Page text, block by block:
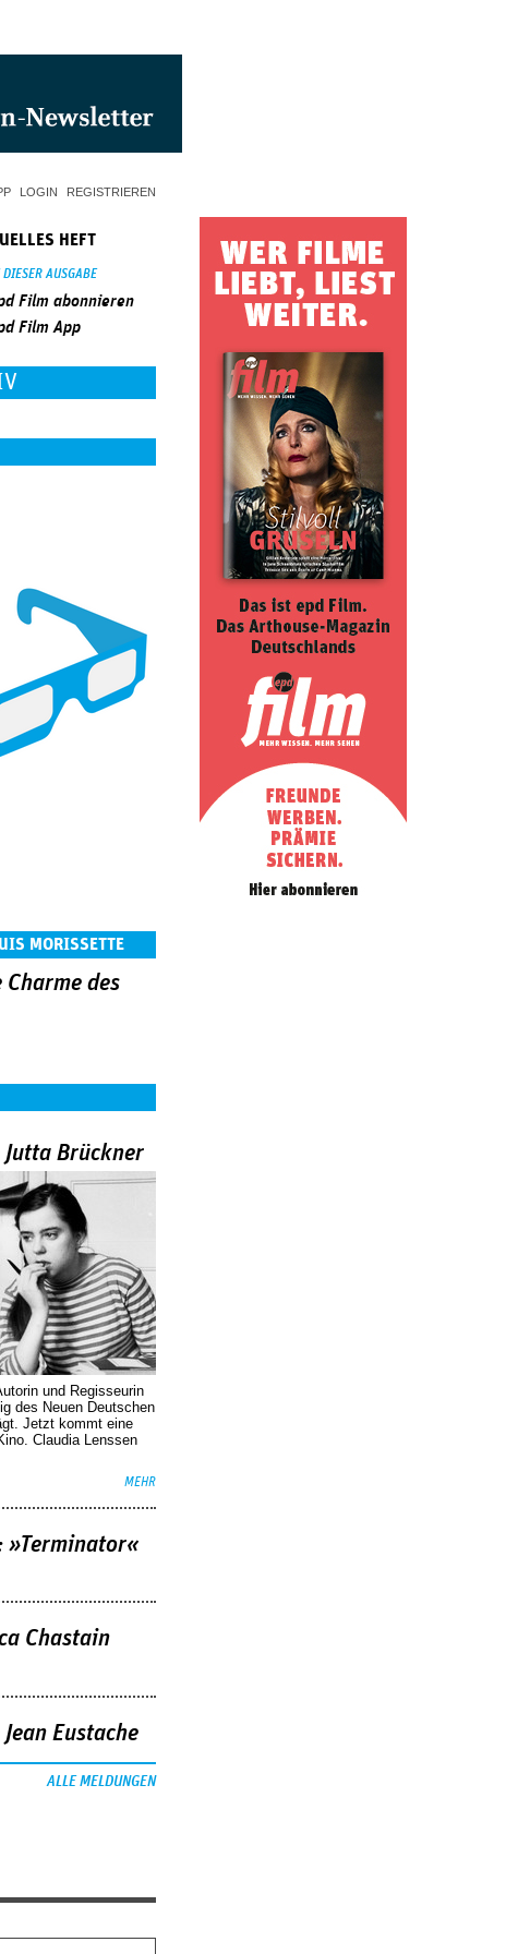
LOGIN REGISTRIEREN
HEFT
DIESER AUSGABE
Film abonnieren
Film App
MORISSETTE
des
Brückner
und Regisseurin
des Neuen Deutschen
Jetzt kommt eine
Claudia Lenssen
MEHR
»Terminator«
Chastain
Eustache
ALLE MELDUNGEN